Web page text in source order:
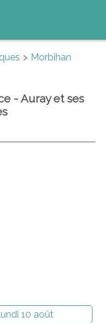
Morbihan
- Auray et ses
10 août